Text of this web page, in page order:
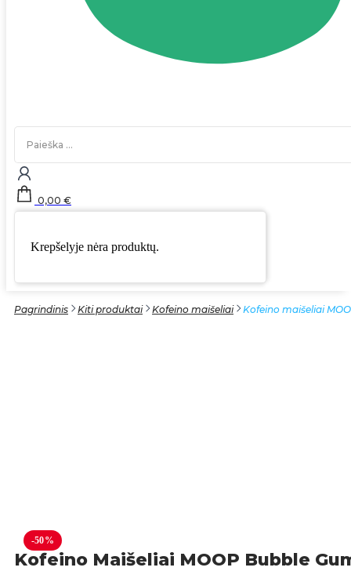
Search
0,00 €
Krepšelyje nėra produktų.
Pagrindinis Kiti produktai Kofeino maišeliai Kofeino maišeliai
-50%
Kofeino Maišeliai MOOP Bubble